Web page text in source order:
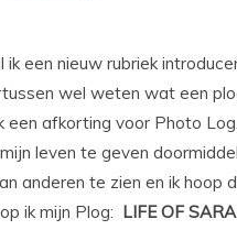
een nieuw rubriek
wel weten wat een
een afkorting voor Photo
leven te geven
anderen te zien en ik hoop
ik mijn Plog: LIFE OF